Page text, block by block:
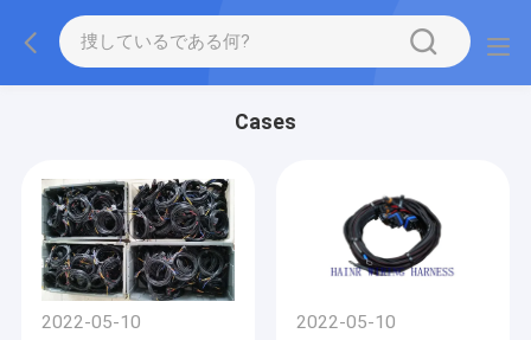
Cases
2022-05-10
2022-05-10